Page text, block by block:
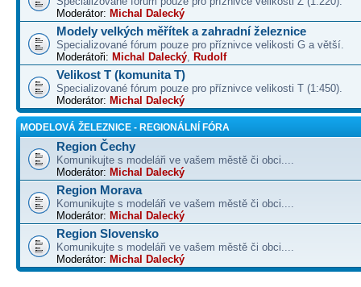
Moderátor: Michal Dalecký
Modely velkých měřítek a zahradní železnice
Specializované fórum pouze pro příznivce velikosti G a větší.
Moderátoři: Michal Dalecký, Rudolf
Velikost T (komunita T)
Specializované fórum pouze pro příznivce velikosti T (1:450).
Moderátor: Michal Dalecký
MODELOVÁ ŽELEZNICE - REGIONÁLNÍ FÓRA
Region Čechy
Komunikujte s modeláři ve vašem městě či obci....
Moderátor: Michal Dalecký
Region Morava
Komunikujte s modeláři ve vašem městě či obci....
Moderátor: Michal Dalecký
Region Slovensko
Komunikujte s modeláři ve vašem městě či obci....
Moderátor: Michal Dalecký